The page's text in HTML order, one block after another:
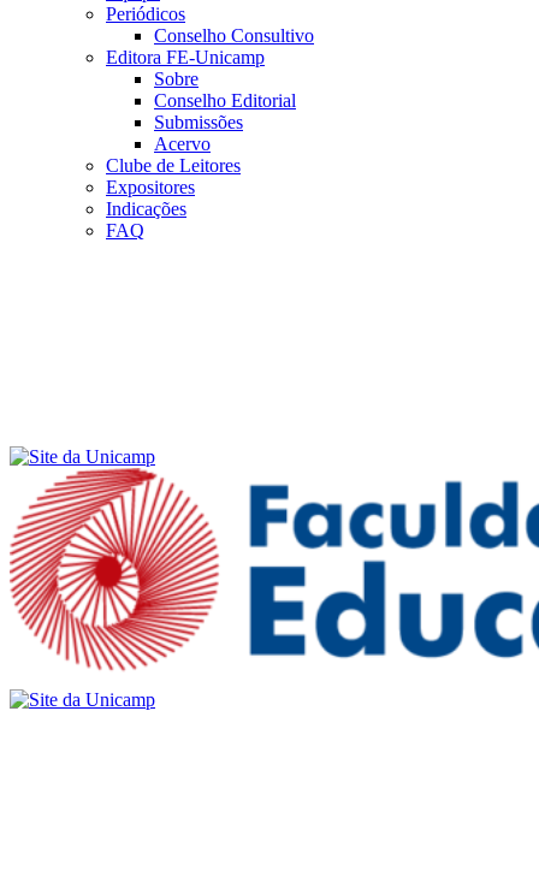
Periódicos
Conselho Consultivo
Editora FE-Unicamp
Sobre
Conselho Editorial
Submissões
Acervo
Clube de Leitores
Expositores
Indicações
FAQ